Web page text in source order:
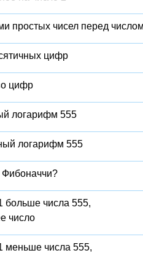
простых чисел перед числом
цифр
цифр
логарифм 555
логарифм 555
Фибоначчи?
больше числа 555,
число
меньше числа 555,